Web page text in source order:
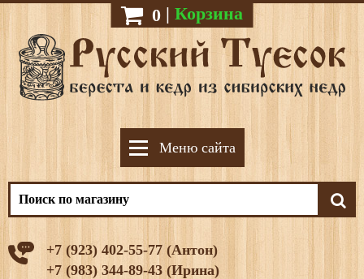
0 | Корзина
Меню сайта
+7 (923) 402-55-77 (Антон)
+7 (983) 344-89-43 (Ирина)